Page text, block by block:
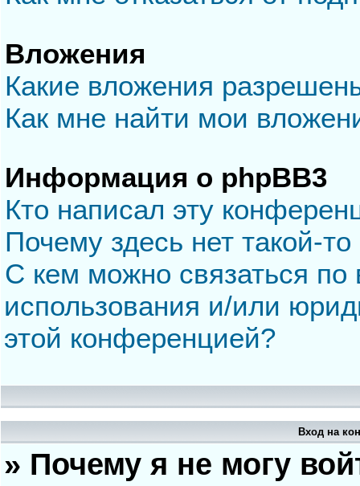
Вложения
Какие вложения
Как мне найти мои
Информация о phpBB3
Кто написал эту
Почему здесь нет такой-
С кем можно связаться по
использования и/или
этой конференцией?
Вход на
» Почему я не могу